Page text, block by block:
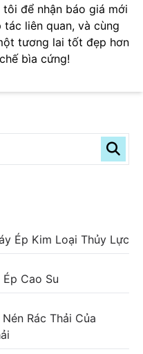
Ép Kim Loại Thủy Lực
Cao Su
Rác Thải Của
để nhận báo giá mới
liên quan, và cùng
tương lai tốt đẹp hơn
bìa cứng!